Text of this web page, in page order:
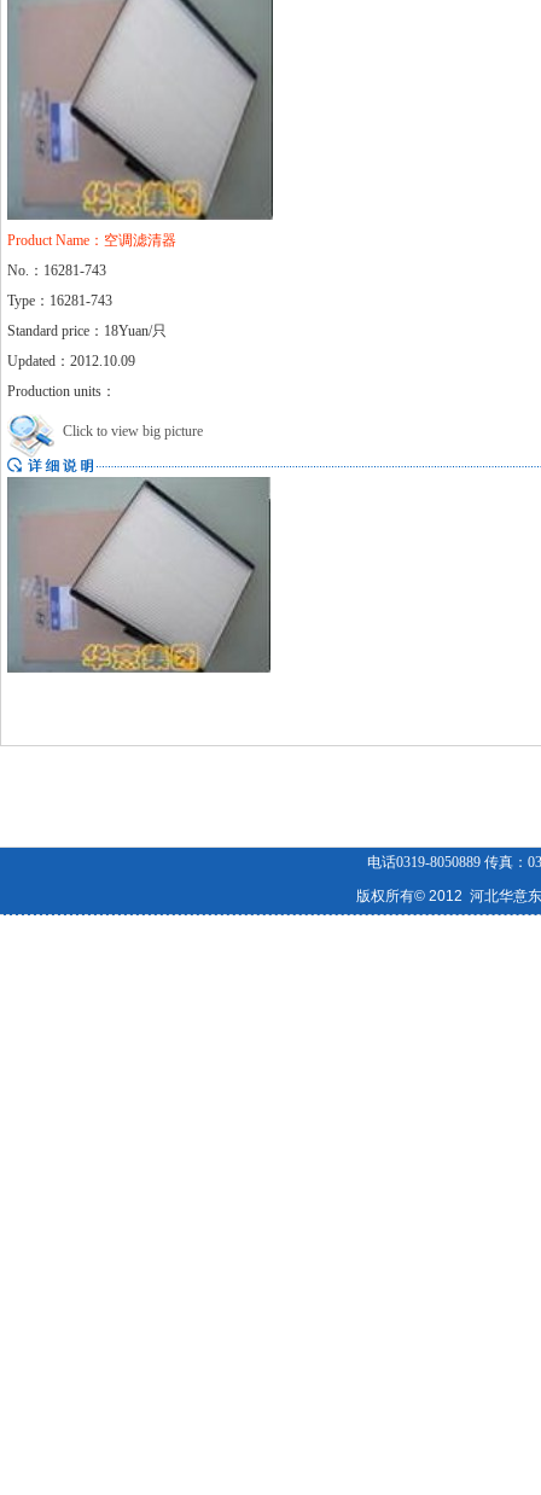
Product Name：空调滤清器
No.：16281-743
Type：16281-743
Standard price：18Yuan/只
Updated：2012.10.09
Production units：
Click to view big picture
电话0319-8050889 传真：
版权所有© 2012 河北华意